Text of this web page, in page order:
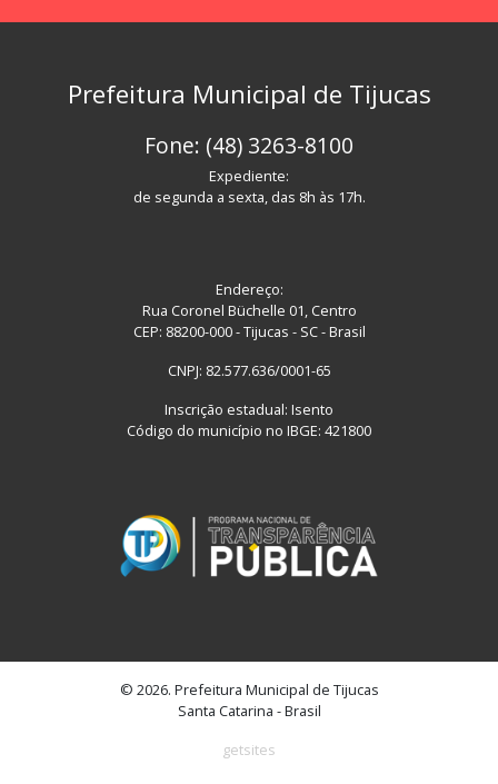
Prefeitura Municipal de Tijucas
Fone: (48) 3263-8100
Expediente:
de segunda a sexta, das 8h às 17h.
Endereço:
Rua Coronel Büchelle 01, Centro
CEP: 88200-000 - Tijucas - SC - Brasil
CNPJ: 82.577.636/0001-65
Inscrição estadual: Isento
Código do município no IBGE: 421800
© 2026. Prefeitura Municipal de Tijucas
Santa Catarina - Brasil
getsites